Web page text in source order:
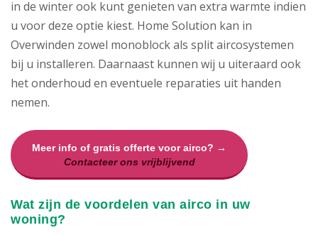
in de winter ook kunt genieten van extra warmte indien
u voor deze optie kiest. Home Solution kan in
Overwinden zowel monoblock als split aircosystemen
bij u installeren. Daarnaast kunnen wij u uiteraard ook
het onderhoud en eventuele reparaties uit handen
nemen.
Meer info of gratis offerte voor airco? →
Contacteer ons vrijblijvend
Wat zijn de voordelen van airco in uw
woning?